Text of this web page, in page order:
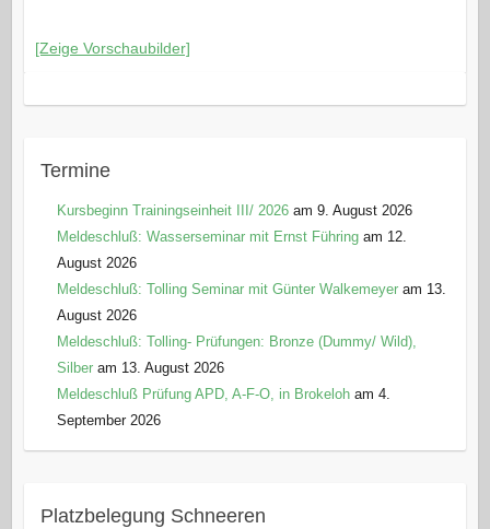
[Zeige Vorschaubilder]
Termine
Kursbeginn Trainingseinheit III/ 2026am 9. August 2026
Meldeschluß: Wasserseminar mit Ernst Führingam 12.
August 2026
Meldeschluß: Tolling Seminar mit Günter Walkemeyeram 13.
August 2026
Meldeschluß: Tolling- Prüfungen: Bronze (Dummy/ Wild),
Silberam 13. August 2026
Meldeschluß Prüfung APD, A-F-O, in Brokeloham 4.
September 2026
Platzbelegung Schneeren